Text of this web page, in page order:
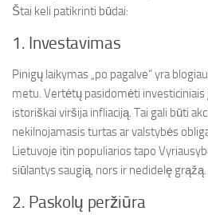
Štai keli patikrinti būdai:
1. Investavimas
Pinigų laikymas „po pagalve“ yra
metu. Vertėtų pasidomėti investiciniais
istoriškai viršija infliaciją. Tai gali būti
nekilnojamasis turtas ar valstybės
Lietuvoje itin populiarios tapo
siūlantys saugią, nors ir nedidelę grąžą.
2. Paskolų peržiūra